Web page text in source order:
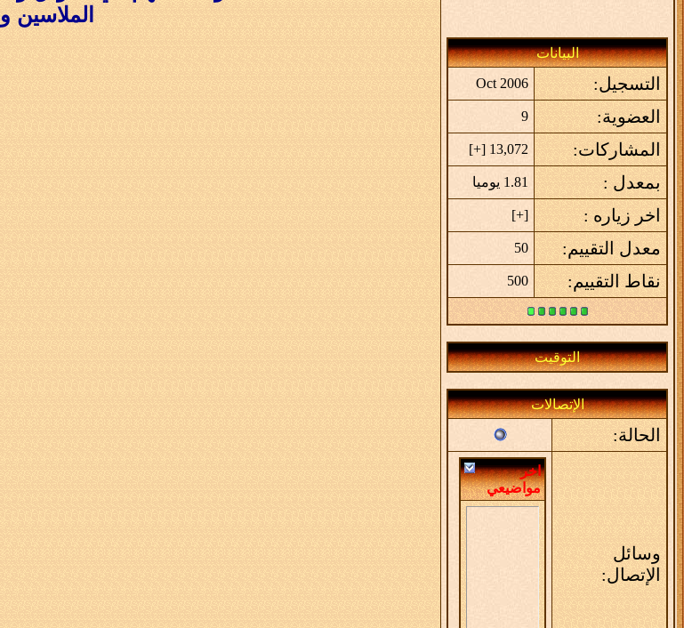
البيانات
التسجيل: Oct 2006
العضوية: 9
المشاركات: 13,072 [
+
]
بمعدل : 1.81 يوميا
اخر زياره : [
+
]
معدل التقييم: 50
نقاط التقييم: 500
التوقيت
الإتصالات
الحالة:
وسائل
الإتصال:
اخر
مواضيعي
الملاسين